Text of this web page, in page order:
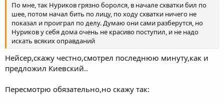
По мне, так Нуриков грязно боролся, в начале схватки бил по
шее, потом начал бить по лицу, по ходу схватки ничего не
показал и проиграл по делу. Думаю они сами разберутся, но
Нуриков у себя дома очень не красиво поступил, и не надо
искать всяких оправданий
Нейсер,скажу честно,смотрел последнюю минуту,как и
предложил Киевский..
Пересмотрю обязательно,но скажу так: